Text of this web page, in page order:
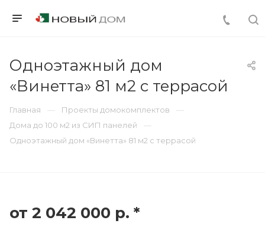
Одноэтажный дом
«Винетта» 81 м2 с террасой
Главная
Проекты домокомплектов
Дома до 100 м2 из СИП панелей
Одноэтажный дом «Винетта» 81 м2 с террасой
от 2 042 000 р. *